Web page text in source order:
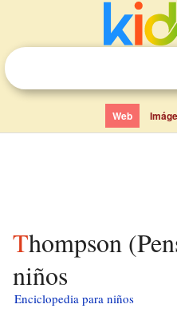
Web
Thompson (Pensilvania) para
niños
Enciclopedia para niños